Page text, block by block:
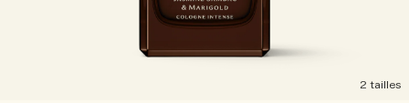
2 tailles